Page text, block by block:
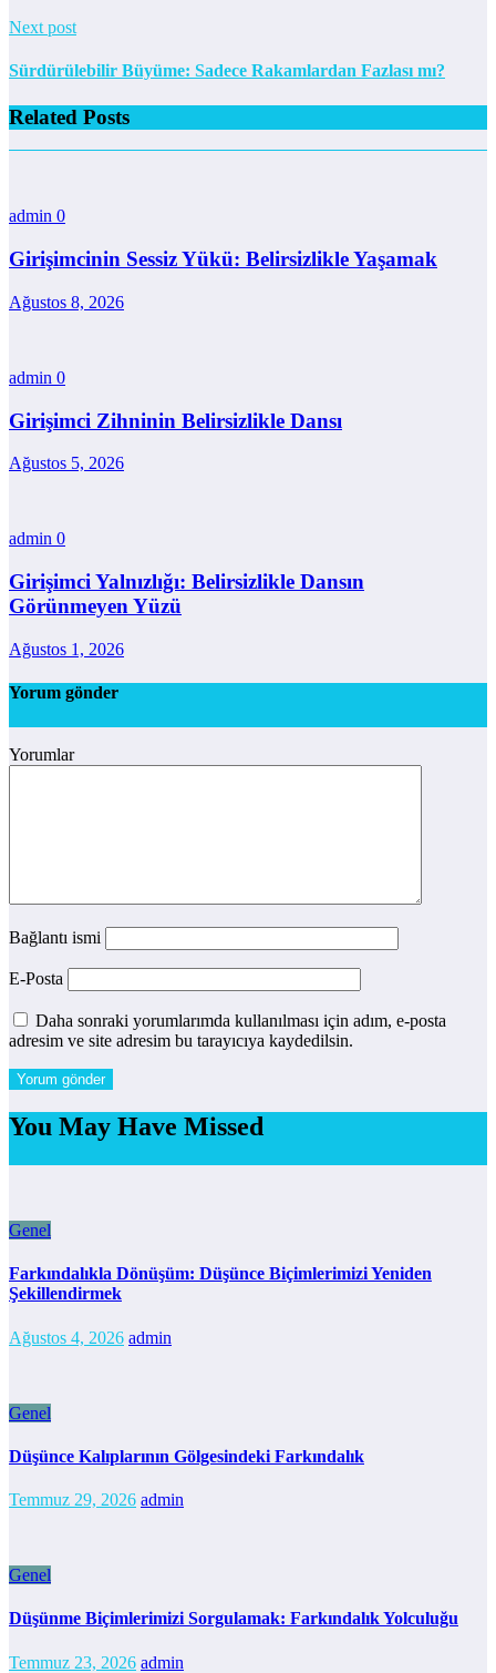
Next post
Sürdürülebilir Büyüme: Sadece Rakamlardan Fazlası mı?
Related Posts
admin 0
Girişimcinin Sessiz Yükü: Belirsizlikle Yaşamak
Ağustos 8, 2026
admin 0
Girişimci Zihninin Belirsizlikle Dansı
Ağustos 5, 2026
admin 0
Girişimci Yalnızlığı: Belirsizlikle Dansın
Görünmeyen Yüzü
Ağustos 1, 2026
Yorum gönder
Yorumlar
Bağlantı ismi
E-Posta
Daha sonraki yorumlarımda kullanılması için adım, e-posta
adresim ve site adresim bu tarayıcıya kaydedilsin.
You May Have Missed
Genel
Farkındalıkla Dönüşüm: Düşünce Biçimlerimizi Yeniden
Şekillendirmek
Ağustos 4, 2026 admin
Genel
Düşünce Kalıplarının Gölgesindeki Farkındalık
Temmuz 29, 2026 admin
Genel
Düşünme Biçimlerimizi Sorgulamak: Farkındalık Yolculuğu
Temmuz 23, 2026 admin